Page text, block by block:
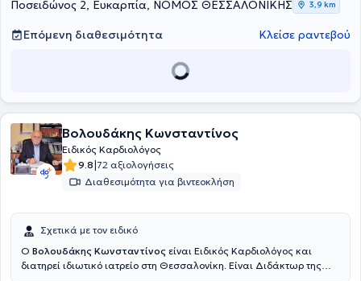
είναι μέλος του Ιατρικού Συλλόγου Θεσσαλονίκης.
Ποσειδώνος 2, Ευκαρπία, ΝΟΜΟΣ ΘΕΣΣΑΛΟΝΙΚΗΣ 3,9 km
Επόμενη διαθεσιμότητα Κλείσε ραντεβού
Βολουδάκης Κωνσταντίνος
Ειδικός Καρδιολόγος
9.8|72 αξιολογήσεις
Διαθεσιμότητα για βιντεοκλήση
Σχετικά με τον ειδικό
Ο Βολουδάκης Κωνσταντίνος είναι Ειδικός Καρδιολόγος και
διατηρεί ιδιωτικό ιατρείο στη Θεσσαλονίκη. Είναι Διδάκτωρ της